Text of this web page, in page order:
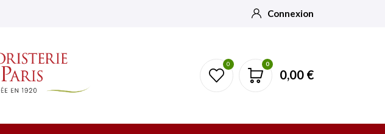
Connexion
0 0
0,00 €